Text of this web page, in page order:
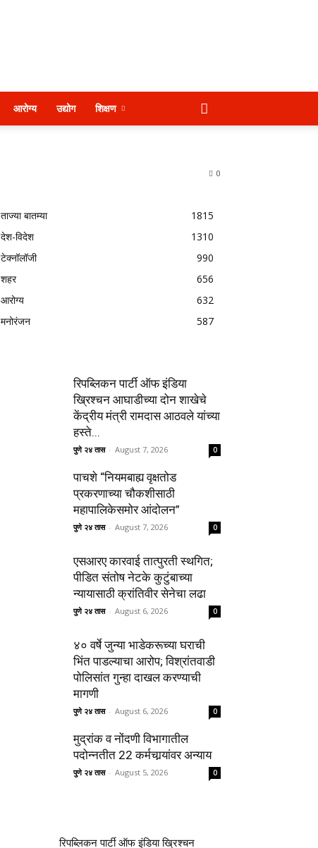
आरोग्य उद्योग शिक्षण
0
ताज्या बातम्या
1815
देश-विदेश
1310
टेक्नॉलॉजी
990
शहर
656
आरोग्य
632
मनोरंजन
587
रिपब्लिकन पार्टी ऑफ इंडिया
ख्रिश्चन आघाडीच्या दोन शाखेचे
केंद्रीय मंत्री रामदास आठवले यांच्या
हस्ते...
पुणे २४ तास - August 7, 2026 0
पाचशे “नियमबाह्य वृक्षतोड
प्रकरणाच्या चौकशीसाठी
महापालिकेसमोर आंदोलन”
पुणे २४ तास - August 7, 2026 0
एसआरए कारवाई तात्पुरती स्थगित;
पीडित संतोष नेटके कुटुंबाच्या
न्यायासाठी क्रांतिवीर सेनेचा लढा
पुणे २४ तास - August 6, 2026 0
४० वर्षे जुन्या भाडेकरूच्या घराची
भिंत पाडल्याचा आरोप; विश्रांतवाडी
पोलिसांत गुन्हा दाखल करण्याची
मागणी
पुणे २४ तास - August 6, 2026 0
मुद्रांक व नोंदणी विभागातील
पदोन्नतीत 22 कर्मचार्‍यांवर अन्याय
पुणे २४ तास - August 5, 2026 0
रिपब्लिकन पार्टी ऑफ इंडिया ख्रिश्चन